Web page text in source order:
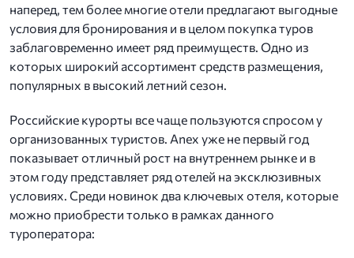
наперед, тем более многие отели предлагают выгодные
условия для бронирования и в целом покупка туров
заблаговременно имеет ряд преимуществ. Одно из
которых широкий ассортимент средств размещения,
популярных в высокий летний сезон.
Российские курорты все чаще пользуются спросом у
организованных туристов. Anex уже не первый год
показывает отличный рост на внутреннем рынке и в
этом году представляет ряд отелей на эксклюзивных
условиях. Среди новинок два ключевых отеля, которые
можно приобрести только в рамках данного
туроператора: